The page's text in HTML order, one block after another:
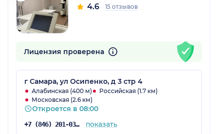
4.6 15 отзывов
Лицензия проверена
г Самара, ул Осипенко, д 3 стр 4
Алабинская (400 м)
Российская (1.7 км)
Московская (2.6 км)
Откроется в 08:00
+7 (846) 201-03-05 показать